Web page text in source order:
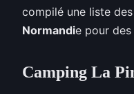
compilé une liste des
Normandie pour des
Camping La